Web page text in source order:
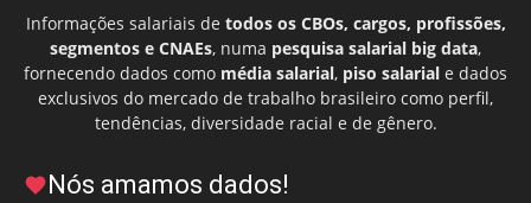
Informações salariais de todos os CBOs, cargos, profissões,
segmentos e CNAEs, numa pesquisa salarial big data,
fornecendo dados como média salarial, piso salarial e dados
exclusivos do mercado de trabalho brasileiro como perfil,
tendências, diversidade racial e de gênero.
Nós amamos dados!